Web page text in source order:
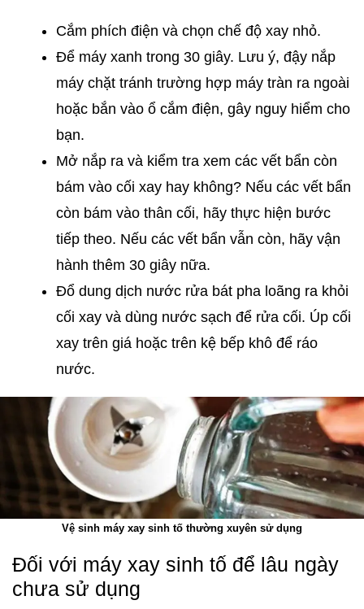
Cắm phích điện và chọn chế độ xay nhỏ.
Để máy xanh trong 30 giây. Lưu ý, đậy nắp
máy chặt tránh trường hợp máy tràn ra ngoài
hoặc bắn vào ổ cắm điện, gây nguy hiểm cho
bạn.
Mở nắp ra và kiểm tra xem các vết bẩn còn
bám vào cối xay hay không? Nếu các vết bẩn
còn bám vào thân cối, hãy thực hiện bước
tiếp theo. Nếu các vết bẩn vẫn còn, hãy vận
hành thêm 30 giây nữa.
Đổ dung dịch nước rửa bát pha loãng ra khỏi
cối xay và dùng nước sạch để rửa cối. Úp cối
xay trên giá hoặc trên kệ bếp khô để ráo
nước.
Vệ sinh máy xay sinh tố thường xuyên sử dụng
Đối với máy xay sinh tố để lâu ngày
chưa sử dụng